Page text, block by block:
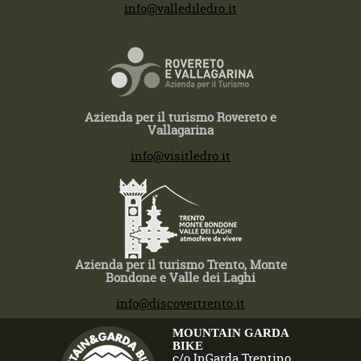
info@vallediledro.it
Azienda per il turismo Rovereto e
Vallagarina
info@visitledro.it
Azienda per il turismo Trento, Monte
Bondone e Valle dei Laghi
info@discovertrento.it
MOUNTAIN GARDA
BIKE